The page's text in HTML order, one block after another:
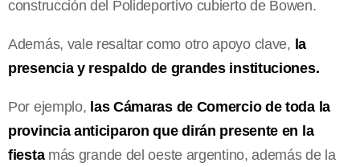
construcción del Polideportivo cubierto de Bowen.
Además, vale resaltar como otro apoyo clave, la
presencia y respaldo de grandes instituciones.
Por ejemplo, las Cámaras de Comercio de toda la
provincia anticiparon que dirán presente en la
fiestamás grande del oeste argentino, además de la